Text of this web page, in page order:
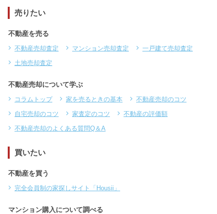
売りたい
不動産を売る
不動産売却査定 マンション売却査定
一戸建て売却査定
土地売却査定
不動産売却について学ぶ
コラムトップ 家を売るときの基本
不動産売却のコツ
自宅売却のコツ
家査定のコツ
不動産の評価額
不動産売却のよくある質問Q＆A
買いたい
不動産を買う
完全会員制の家探しサイト「Housii」
マンション購入について調べる